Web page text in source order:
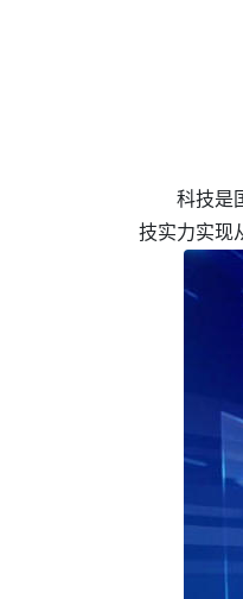
科技是
技实力实现